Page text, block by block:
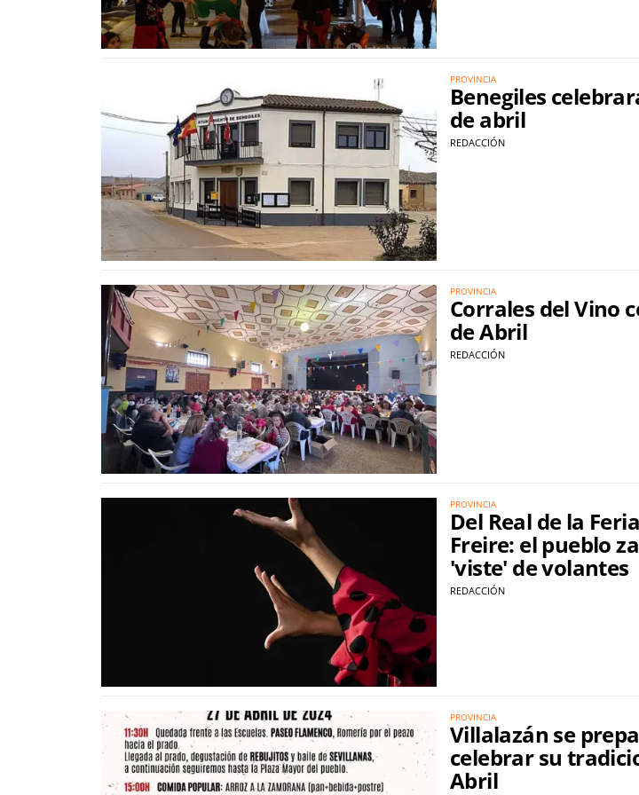
PROVINCIA
Benegiles
de abril
REDACCIÓN
PROVINCIA
Corrales del Vino
de Abril
REDACCIÓN
PROVINCIA
Del Real de la
Freire: el pueblo
'viste' de volantes
REDACCIÓN
PROVINCIA
Villalazán se
celebrar su
Abril